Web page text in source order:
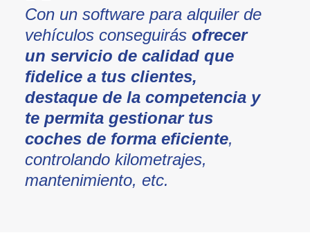
Con un software para alquiler de
vehículos conseguirás ofrecer
un servicio de calidad que
fidelice a tus clientes,
destaque de la competencia y
te permita gestionar tus
coches de forma eficiente,
controlando kilometrajes,
mantenimiento, etc.